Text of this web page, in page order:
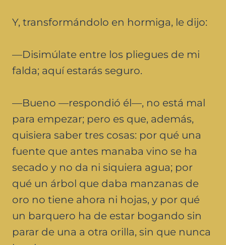
Y, transformándolo en hormiga, le dijo:
—Disimúlate entre los pliegues de mi
falda; aquí estarás seguro.
—Bueno —respondió él—, no está mal
para empezar; pero es que, además,
quisiera saber tres cosas: por qué una
fuente que antes manaba vino se ha
secado y no da ni siquiera agua; por
qué un árbol que daba manzanas de
oro no tiene ahora ni hojas, y por qué
un barquero ha de estar bogando sin
parar de una a otra orilla, sin que nunca